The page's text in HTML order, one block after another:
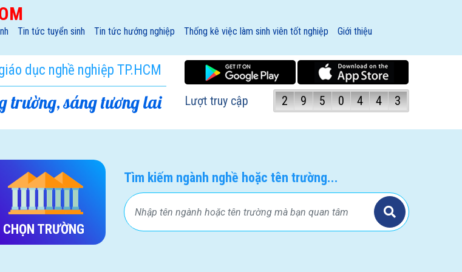
Tin tức tuyển sinh Tin tức hướng nghiệp Thống kê việc làm sinh viên tốt nghiệp
Giới thiệu
dục nghề nghiệp TP.HCM
trường, sáng tương lai Lượt truy cập 2 9 5 0 4 4 3
Tìm kiếm ngành nghề hoặc tên trường...
CHỌN TRƯỜNG